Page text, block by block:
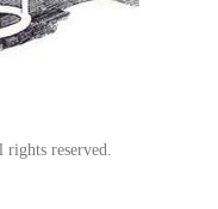
reserved.